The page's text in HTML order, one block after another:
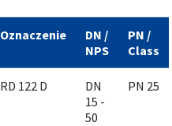
Oznaczenie
DN /
NPS
PN /
Class
RD 122 D
DN
15 -
50
PN 25